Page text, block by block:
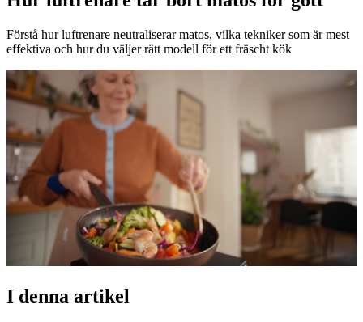
Förstå hur luftrenare neutraliserar matos, vilka tekniker som är mest
effektiva och hur du väljer rätt modell för ett fräscht kök
I denna artikel